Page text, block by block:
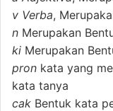
v Verba,
n Merupakan
ki Merupakan
pron kata yang
kata tanya
cak Bentuk kata